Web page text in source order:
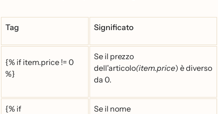
Tag Significato
{% if item.price != 0
%}
Se il prezzo
dell'articolo(item.price) è diverso
da 0.
{% if
Se il nome